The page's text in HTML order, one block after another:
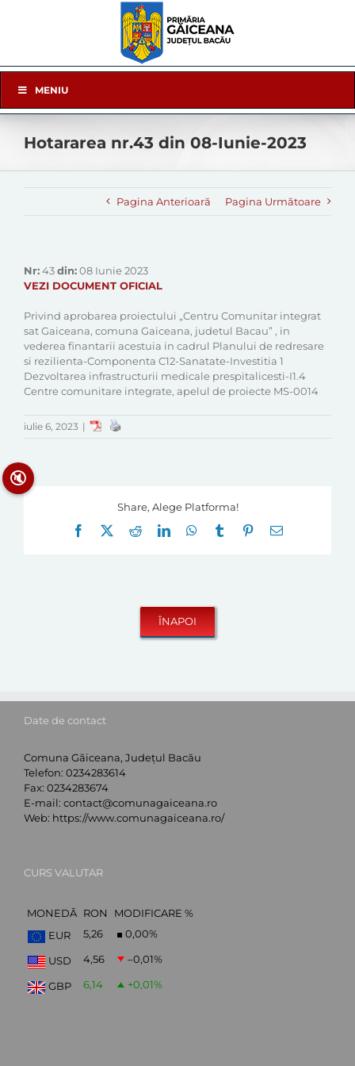
Navigation
MENIU
Hotararea nr.43 din 08-Iunie-2023
Pagina Anterioară Pagina Următoare
Nr:43din:08 Iunie 2023
VEZI DOCUMENT OFICIAL
Privind aprobarea proiectului „Centru Comunitar integrat
sat Gaiceana, comuna Gaiceana, judetul Bacau” , in
vederea finantarii acestuia in cadrul Planului de redresare
si rezilienta-Componenta C12-Sanatate-Investitia 1
Dezvoltarea infrastructurii medicale prespitalicesti-I1.4
Centre comunitare integrate, apelul de proiecte MS-0014
iulie 6, 2023 |
Share, Alege Platforma!
Facebook
RedditLinkedInWhatsApp
Tumblr Pinterest
E-
Date de contact
Comuna Găiceana, Județul Bacău
Telefon: 0234283614
Fax: 0234283674
E-mail: contact@comunagaiceana.ro
Web: https://www.comunagaiceana.ro/
CURS VALUTAR
MONEDĂ RON
MODIFICARE %
EUR
5,26 0,00%
USD 4,56 –0,01%
GBP 6,14 +0,01%
🔇